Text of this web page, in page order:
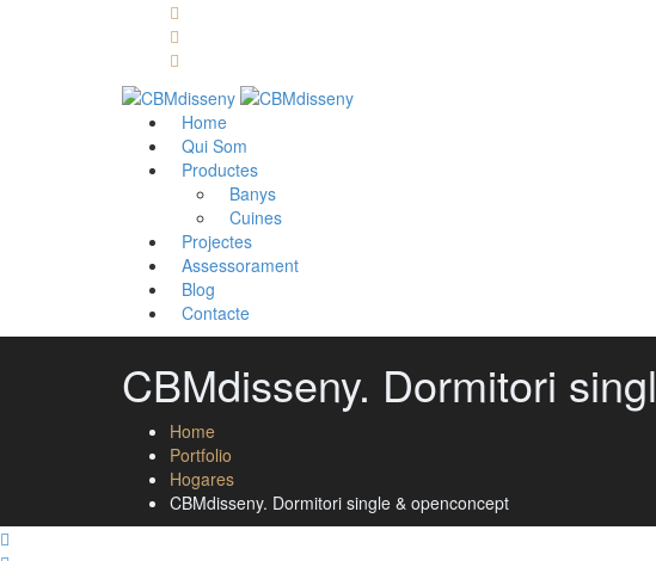
Home
Qui Som
Productes
Banys
Cuines
Projectes
Assessorament
Blog
Contacte
CBMdisseny. Dormitori
Home
Portfolio
Hogares
CBMdisseny. Dormitori single & openconcept